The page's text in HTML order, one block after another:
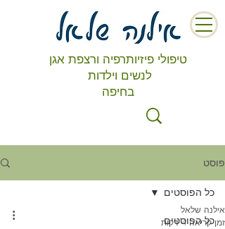
טיפולי פיזיותרפיה ורצפת אגן
לנשים וילדות
בחיפה
פוסט
כל הפוסטים
כל הפוסטים
אילנה שלאל
זמן קריאה 4 דקות